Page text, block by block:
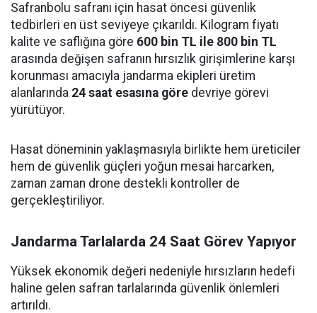
Safranbolu safranı için hasat öncesi güvenlik
tedbirleri en üst seviyeye çıkarıldı. Kilogram fiyatı
kalite ve saflığına göre 600 bin TL ile 800 bin TL
arasında değişen safranın hırsızlık girişimlerine karşı
korunması amacıyla jandarma ekipleri üretim
alanlarında 24 saat esasına göre devriye görevi
yürütüyor.
Hasat döneminin yaklaşmasıyla birlikte hem üreticiler
hem de güvenlik güçleri yoğun mesai harcarken,
zaman zaman drone destekli kontroller de
gerçekleştiriliyor.
Jandarma Tarlalarda 24 Saat Görev Yapıyor
Yüksek ekonomik değeri nedeniyle hırsızların hedefi
haline gelen safran tarlalarında güvenlik önlemleri
artırıldı.